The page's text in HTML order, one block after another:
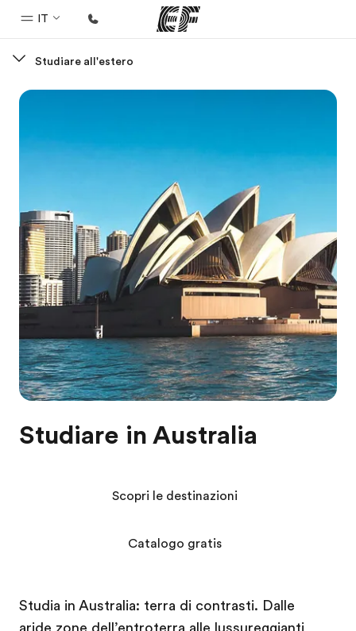
IT
Benvenuto alla EF
Trova l'ufficio più vicino
Chi siamo
La nostra organizzazione
Carriera
Studiare all'estero
Studiare in Australia
Studia in Australia: terra di contrasti. Dalle
aride zone dell’entroterra alle lussureggianti
Scopri le destinazioni
Catalogo gratis